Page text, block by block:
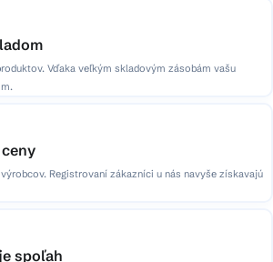
Vďaka veľkým skladovým zásobám vašu
Registrovaní zákazníci u nás navyše získavajú
spoľah